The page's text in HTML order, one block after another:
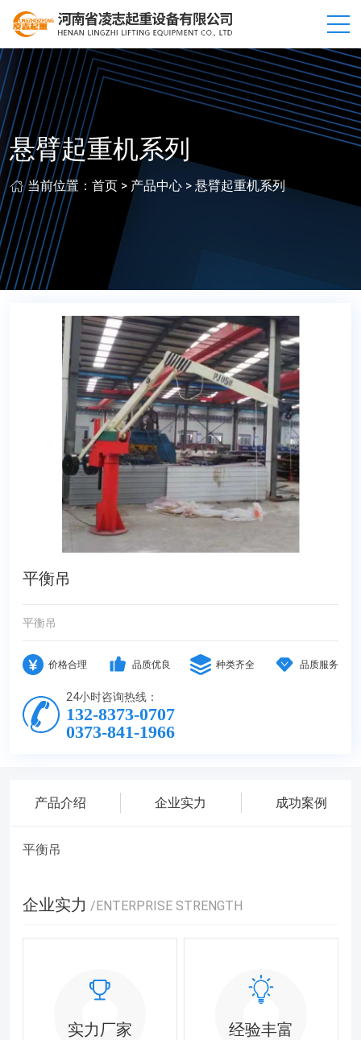
悬臂起重机系列
当前位置： 首页 > 产品中心 > 悬臂起重机系列
平衡吊
平衡吊
价格合理 品质优良 种类齐全 品质服务
24小时咨询热线：
132-8373-0707
0373-841-1966
产品介绍 企业实力 成功案例
平衡吊
企业实力 /ENTERPRISE STRENGTH
实力厂家 经验丰富